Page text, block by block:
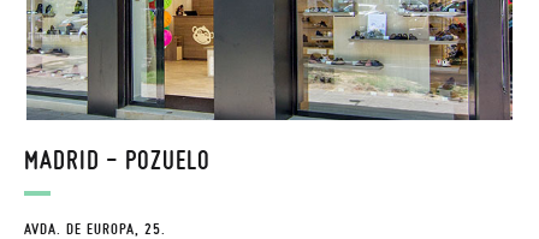
MADRID - POZUELO
AVDA. DE EUROPA, 25.